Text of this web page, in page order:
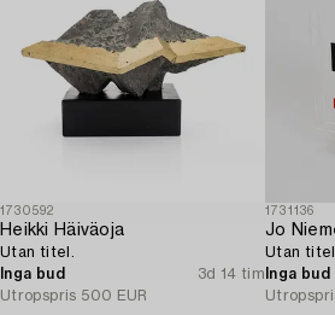
1730592
Heikki Häiväoja
Utan titel.
Inga bud
3d 14 tim
Utropspris 500 EUR
1731136
Jo
Utan titel.
Inga bud